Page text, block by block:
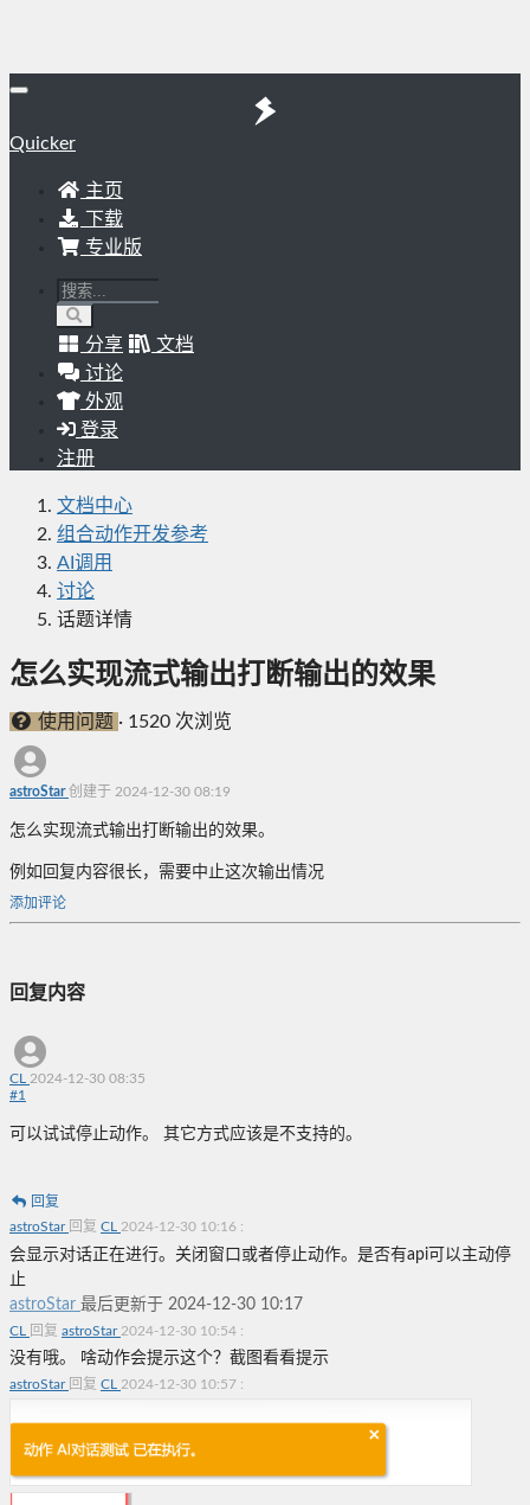
Quicker
主页
下载
专业版
分享
文档
讨论
外观
登录
注册
文档中心
组合动作开发参考
AI调用
讨论
话题详情
怎么实现流式输出打断输出的效果
使用问题 · 1520 次浏览
astroStar创建于 2024-12-30 08:19
怎么实现流式输出打断输出的效果。
例如回复内容很长，需要中止这次输出情况
添加评论
回复内容
CL 2024-12-30 08:35
#1
可以试试停止动作。 其它方式应该是不支持的。
回复
astroStar 回复 CL 2024-12-30 10:16 :
会显示对话正在进行。关闭窗口或者停止动作。是否有api可以主动停
止
astroStar 最后更新于 2024-12-30 10:17
CL 回复 astroStar 2024-12-30 10:54 :
没有哦。 啥动作会提示这个？截图看看提示
astroStar 回复 CL 2024-12-30 10:57 :